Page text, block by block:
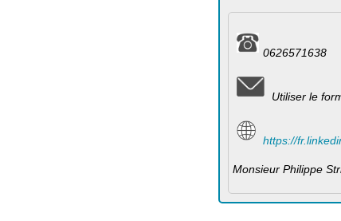
0626571638
Utiliser le
https://
Monsieur Philippe